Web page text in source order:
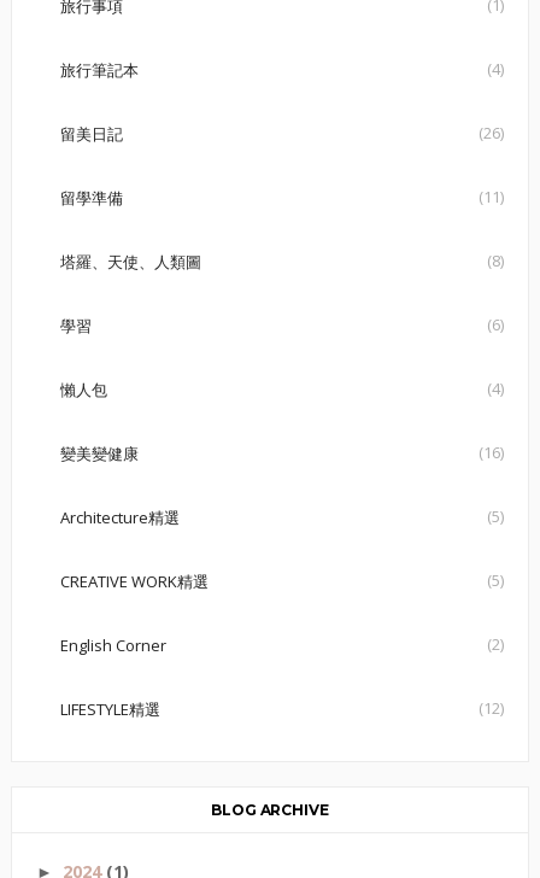
旅行事項 (1)
旅行筆記本 (4)
留美日記 (26)
留學準備 (11)
塔羅、天使、人類圖 (8)
學習 (6)
懶人包 (4)
變美變健康 (16)
Architecture精選 (5)
CREATIVE WORK精選 (5)
English Corner (2)
LIFESTYLE精選 (12)
BLOG ARCHIVE
► 2024 (1)